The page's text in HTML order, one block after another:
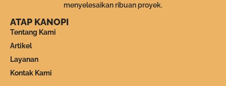
menyelesaikan ribuan proyek.
ATAP KANOPI
Tentang Kami
Artikel
Layanan
Kontak Kami